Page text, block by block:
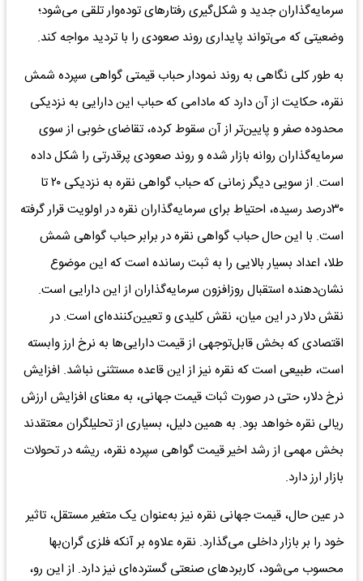
سرمایه‌گذاران جدید و شکل‌گیری رفتارهای توده‌وار تلقی می‌شود؛
وضعیتی که می‌تواند پایداری روند صعودی را با تردید مواجه کند.
به طور کلی نگاهی به روند نمودار حباب قیمتی گواهی سپرده شمش
نقره، حکایت از آن دارد که مادامی که حباب این دارایی به نزدیکی
محدوده صفر و پایین‌تر از آن سقوط کرده، تقاضای خوبی از سوی
سرمایه‌گذاران روانه بازار شده و روند صعودی پرقدرتی را شکل داده
است. از سویی دیگر زمانی که حباب گواهی نقره به نزدیکی ۲۰ تا
۳۰درصد رسیده، احتیاط برای سرمایه‌گذاران نقره در اولویت قرار گرفته
است. با این حال حباب گواهی نقره در برابر حباب گواهی شمش
طلا، اعداد بسیار بالایی را به ثبت رسانده است که این موضوع
نشان‌دهنده استقبال روزافزون سرمایه‌گذاران از این دارایی است.
نقش دلار در این میان، نقش کلیدی و تعیین‌کننده‌ای است. در
اقتصادی که بخش قابل‌توجهی از قیمت دارایی‌ها به نرخ ارز وابسته
است، طبیعی است که نقره نیز از این قاعده مستثنی نباشد. افزایش
نرخ دلار، حتی در صورت ثبات قیمت جهانی، به معنای افزایش ارزش
ریالی نقره خواهد بود. به همین دلیل، بسیاری از تحلیلگران معتقدند
بخش مهمی از رشد اخیر قیمت گواهی سپرده نقره، ریشه در تحولات
بازار ارز دارد.
در عین حال، قیمت جهانی نقره نیز به‌عنوان یک متغیر مستقل، تاثیر
خود را بر بازار داخلی می‌گذارد. نقره علاوه بر آنکه فلزی گران‌بها
محسوب می‌شود، کاربردهای صنعتی گسترده‌ای نیز دارد. از این رو،